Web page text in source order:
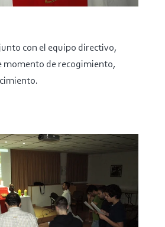
con el equipo directivo,
momento de recogimiento,